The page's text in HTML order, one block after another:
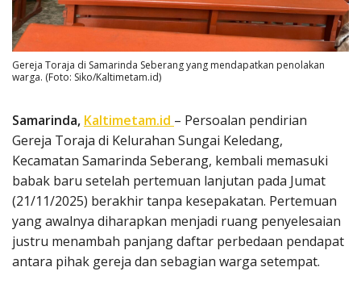
Gereja Toraja di Samarinda Seberang yang mendapatkan penolakan
warga. (Foto: Siko/Kaltimetam.id)
Samarinda, Kaltimetam.id – Persoalan pendirian
Gereja Toraja di Kelurahan Sungai Keledang,
Kecamatan Samarinda Seberang, kembali memasuki
babak baru setelah pertemuan lanjutan pada Jumat
(21/11/2025) berakhir tanpa kesepakatan. Pertemuan
yang awalnya diharapkan menjadi ruang penyelesaian
justru menambah panjang daftar perbedaan pendapat
antara pihak gereja dan sebagian warga setempat.